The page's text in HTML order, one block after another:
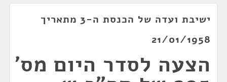
ישיבת ועדה של הכנסת ה-3 מתאריך
21/01/1958
הצעה לסדר היום מס'